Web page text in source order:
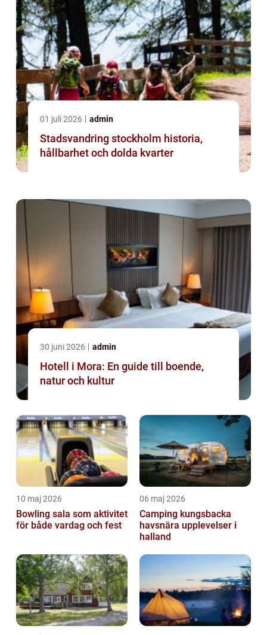
01 juli 2026 admin
Stadsvandring stockholm historia,
hållbarhet och dolda kvarter
30 juni 2026 admin
Hotell i Mora: En guide till boende,
natur och kultur
10 maj 2026
Bowling sala som aktivitet
för både vardag och fest
06 maj 2026
Camping kungsbacka
havsnära upplevelser i
halland